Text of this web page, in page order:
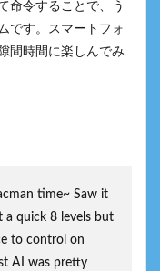
命令することで、う
です。スマートフォ
間時間に楽しんでみ
time~ Saw it
a quick 8 levels but
to control on
AI was pretty